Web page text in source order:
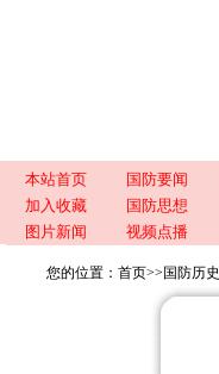
本站首页 国防要闻
加入收藏
国防思想
图片新闻
视频点播
您的位置： 首页>> 国防历史